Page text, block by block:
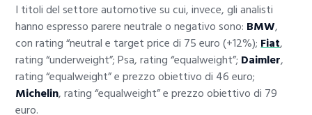
I titoli del settore automotive su cui, invece, gli analisti
hanno espresso parere neutrale o negativo sono: BMW,
con rating “neutral e target price di 75 euro (+12%);Fiat,
rating “underweight”; Psa, rating “equalweight”; Daimler,
rating “equalweight” e prezzo obiettivo di 46 euro;
Michelin, rating “equalweight” e prezzo obiettivo di 79
euro.